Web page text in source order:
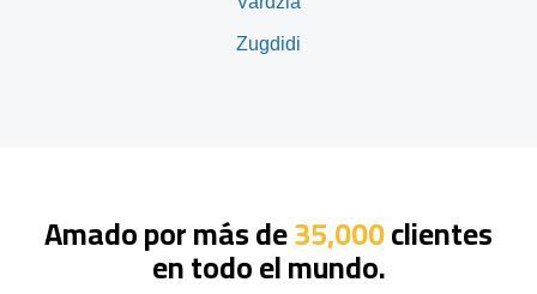
Zugdidi
Amado por más de35,000clientes
en todo el mundo.